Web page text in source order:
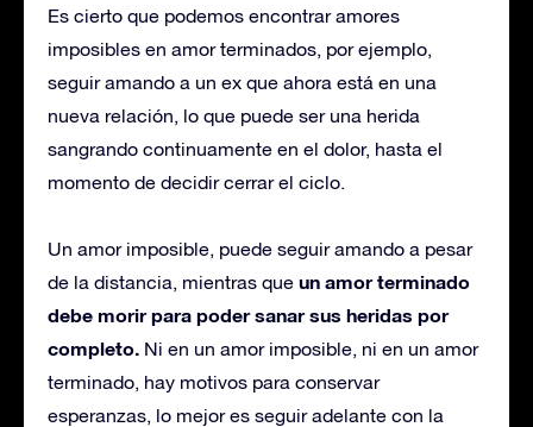
Es cierto que podemos encontrar amores
imposibles en amor terminados, por ejemplo,
seguir amando a un ex que ahora está en una
nueva relación, lo que puede ser una herida
sangrando continuamente en el dolor, hasta el
momento de decidir cerrar el ciclo.
Un amor imposible, puede seguir amando a pesar
de la distancia, mientras que un amor terminado
debe morir para poder sanar sus heridas por
completo. Ni en un amor imposible, ni en un amor
terminado, hay motivos para conservar
esperanzas, lo mejor es seguir adelante con la